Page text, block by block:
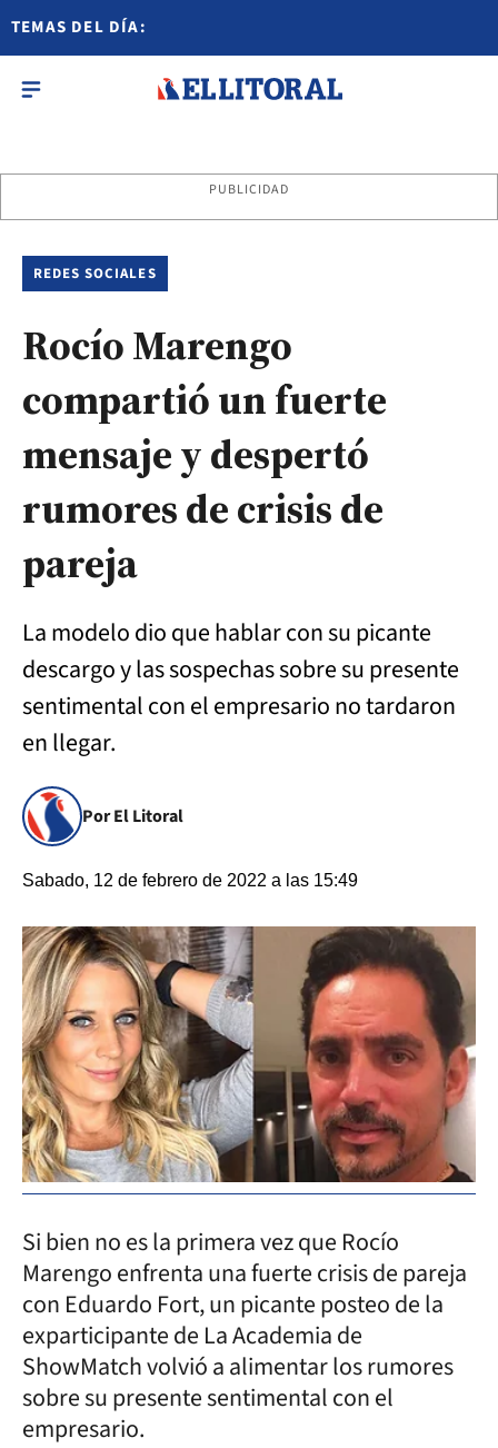
TEMAS DEL DÍA:
PUBLICIDAD
REDES SOCIALES
Rocío Marengo
compartió un fuerte
mensaje y despertó
rumores de crisis de
pareja
La modelo dio que hablar con su picante
descargo y las sospechas sobre su presente
sentimental con el empresario no tardaron
en llegar.
Por El Litoral
Sabado, 12 de febrero de 2022 a las 15:49
Si bien no es la primera vez que Rocío
Marengo enfrenta una fuerte crisis de pareja
con Eduardo Fort, un picante posteo de la
exparticipante de La Academia de
ShowMatch volvió a alimentar los rumores
sobre su presente sentimental con el
empresario.